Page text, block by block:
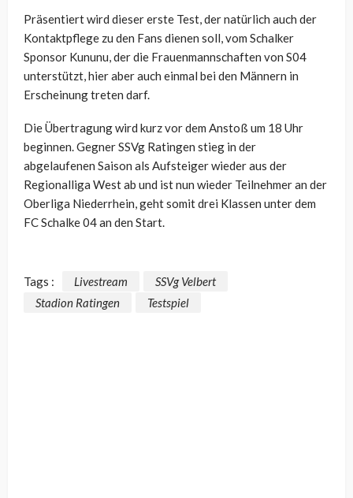
Präsentiert wird dieser erste Test, der natürlich auch der
Kontaktpflege zu den Fans dienen soll, vom Schalker
Sponsor Kununu, der die Frauenmannschaften von S04
unterstützt, hier aber auch einmal bei den Männern in
Erscheinung treten darf.
Die Übertragung wird kurz vor dem Anstoß um 18 Uhr
beginnen. Gegner SSVg Ratingen stieg in der
abgelaufenen Saison als Aufsteiger wieder aus der
Regionalliga West ab und ist nun wieder Teilnehmer an der
Oberliga Niederrhein, geht somit drei Klassen unter dem
FC Schalke 04 an den Start.
Tags : Livestream
SSVg Velbert
Stadion Ratingen
Testspiel